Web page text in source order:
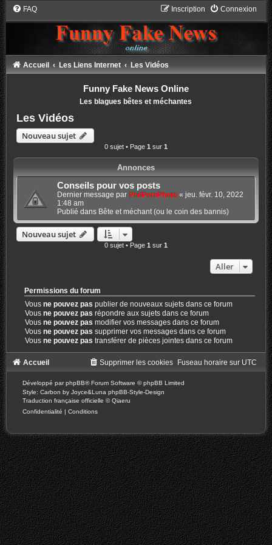
FAQ Connexion
Inscription
Accueil Les Liens Internet Les Vidéos
Funny Fake News Online
Les blagues bêtes et méchantes
Les Vidéos
Nouveau sujet
0 sujet • Page 1 sur 1
Annonces
Conseils pour vos posts
Dernier message par PhilPotoPhoto« jeu. févr. 10, 2022
1:48 am
Publié dans Bête et méchant (ou le coin des bannis)
Nouveau sujet
0 sujet • Page 1 sur 1
Aller
Permissions du forum
Vousne pouvez pas publier de nouveaux sujets dans ce forum
Vousne pouvez pas répondre aux sujets dans ce forum
Vousne pouvez pas modifier vos messages dans ce forum
Vousne pouvez pas supprimer vos messages dans ce forum
Vousne pouvez pas transférer de pièces jointes dans ce forum
Accueil Fuseau horaire sur UTC
Supprimer les cookies
Développé parphpBB® Forum Software © phpBB Limited
Style: Carbon by Joyce&Luna phpBB-Style-Design
Traduction française officielle ©Qiaeru
Confidentialité | Conditions